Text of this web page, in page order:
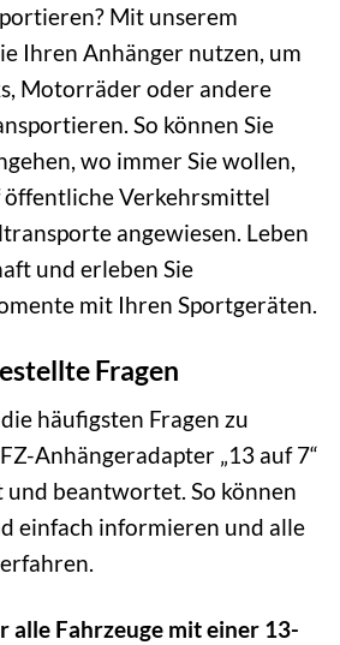
Mit unserem
Ihren Anhänger nutzen, um
Motorräder oder andere
So können Sie
wo immer Sie wollen,
Verkehrsmittel
angewiesen. Leben
und erleben Sie
mit Ihren Sportgeräten.
Fragen
häufigsten Fragen zu
Anhängeradapter „13 auf 7“
und beantwortet. So können
einfach informieren und alle
alle Fahrzeuge mit einer 13-